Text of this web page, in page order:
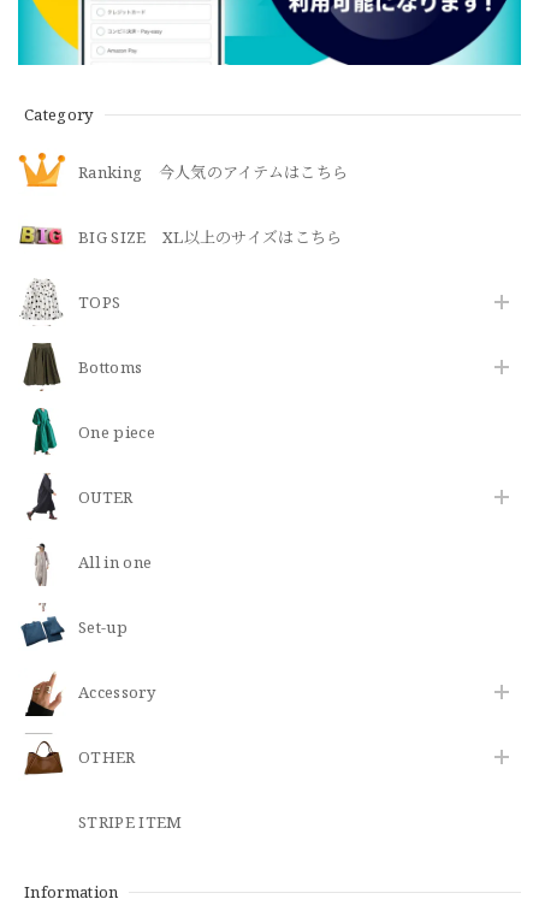
Category
Ranking 今人気のアイテムはこちら
BIG SIZE XL以上のサイズはこちら
TOPS
Bottoms
One piece
OUTER
All in one
Set-up
​Accessory
OTHER
STRIPE ITEM
Information